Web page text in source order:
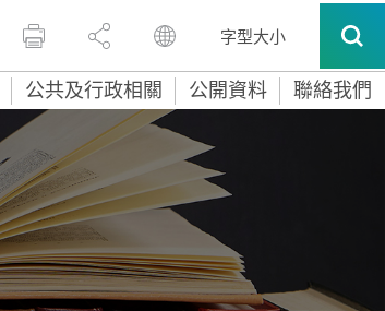
字型大小
公共及行政相關 公開資料 聯絡我們